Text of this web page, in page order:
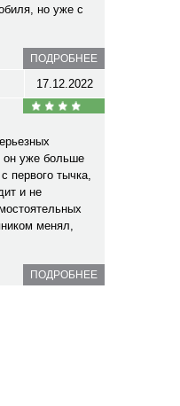
но уже с
ПОДРОБНЕЕ
17.12.2022
он уже больше
первого тычка,
и не
менял,
ПОДРОБНЕЕ